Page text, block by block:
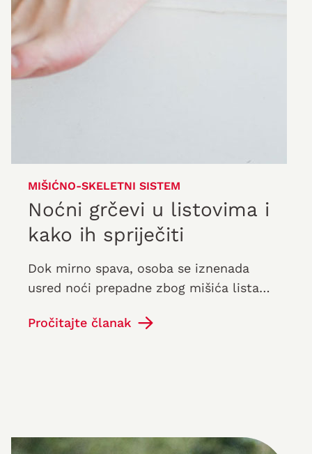
MIŠIĆNO-SKELETNI SISTEM
Noćni grčevi u listovima i
kako ih spriječiti
Dok mirno spava, osoba se iznenada
usred noći prepadne zbog mišića lista
uništena. Noćni grč ove vrste…
Pročitajte članak